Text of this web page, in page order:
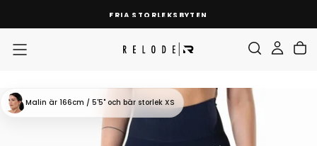
INNEHÅLL
FRIA STORLEKSBYTEN
Malin är 166cm / 5'5" och bär storlek XS